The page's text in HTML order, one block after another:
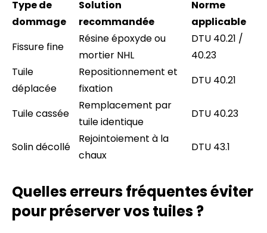
Type de
dommage
Solution
recommandée
Norme
applicable
Fissure fine
Résine époxyde ou
mortier NHL
DTU 40.21 /
40.23
Tuile
déplacée
Repositionnement et
fixation
DTU 40.21
Tuile cassée
Remplacement par
tuile identique
DTU 40.23
Solin décollé
Rejointoiement à la
chaux
DTU 43.1
Quelles erreurs fréquentes éviter
pour préserver vos tuiles ?